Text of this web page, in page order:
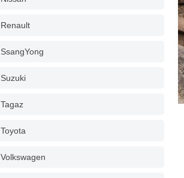
Renault
SsangYong
Suzuki
Tagaz
Toyota
Volkswagen